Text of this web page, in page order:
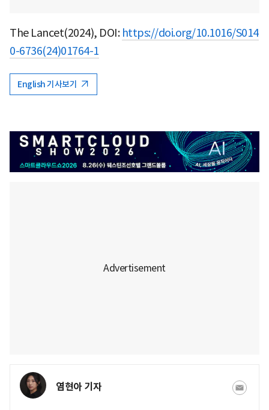
The Lancet(2024), DOI: https://doi.org/10.1016/S014
0-6736(24)01764-1
English 기사보기
염현아 기자